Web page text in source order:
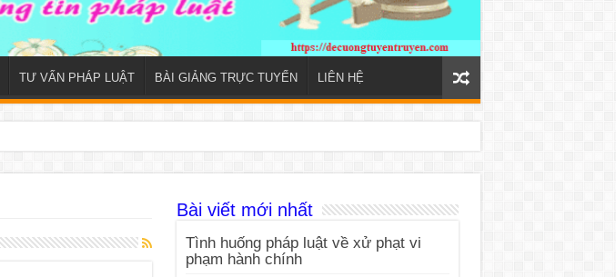
TƯ VẤN PHÁP LUẬT BÀI GIẢNG TRỰC TUYẾN LIÊN HỆ
Bài viết mới nhất
Tình huống pháp luật về xử phạt vi
phạm hành chính